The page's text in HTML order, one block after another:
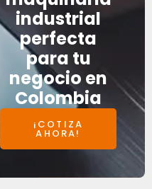
industrial
perfecta
para tu
negocio en
Colombia
¡COTIZA
AHORA!